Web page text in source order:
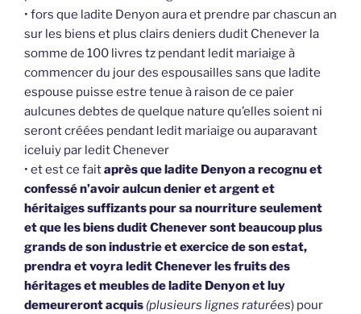
• fors que ladite Denyon aura et prendre par chascun an
sur les biens et plus clairs deniers dudit Chenever la
somme de 100 livres tz pendant ledit mariaige à
commencer du jour des espousailles sans que ladite
espouse puisse estre tenue à raison de ce paier
aulcunes debtes de quelque nature qu’elles soient ni
seront créées pendant ledit mariaige ou auparavant
iceluiy par ledit Chenever
• et est ce faitaprès que ladite Denyon a recognu et
confessé n’avoir aulcun denier et argent et
héritaiges suffizants pour sa nourriture seulement
et que les biens dudit Chenever sont beaucoup plus
grands de son industrie et exercice de son estat,
prendra et voyra ledit Chenever les fruits des
héritages et meubles de ladite Denyon et luy
demeureront acquis (plusieurs lignes raturées) pour